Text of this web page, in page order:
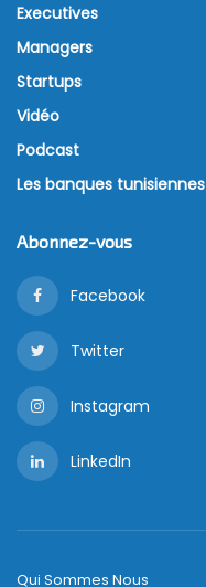
Executives
Managers
Startups
Vidéo
Podcast
Les banques tunisiennes
Abonnez-vous
Facebook
Twitter
Instagram
LinkedIn
Qui Sommes Nous